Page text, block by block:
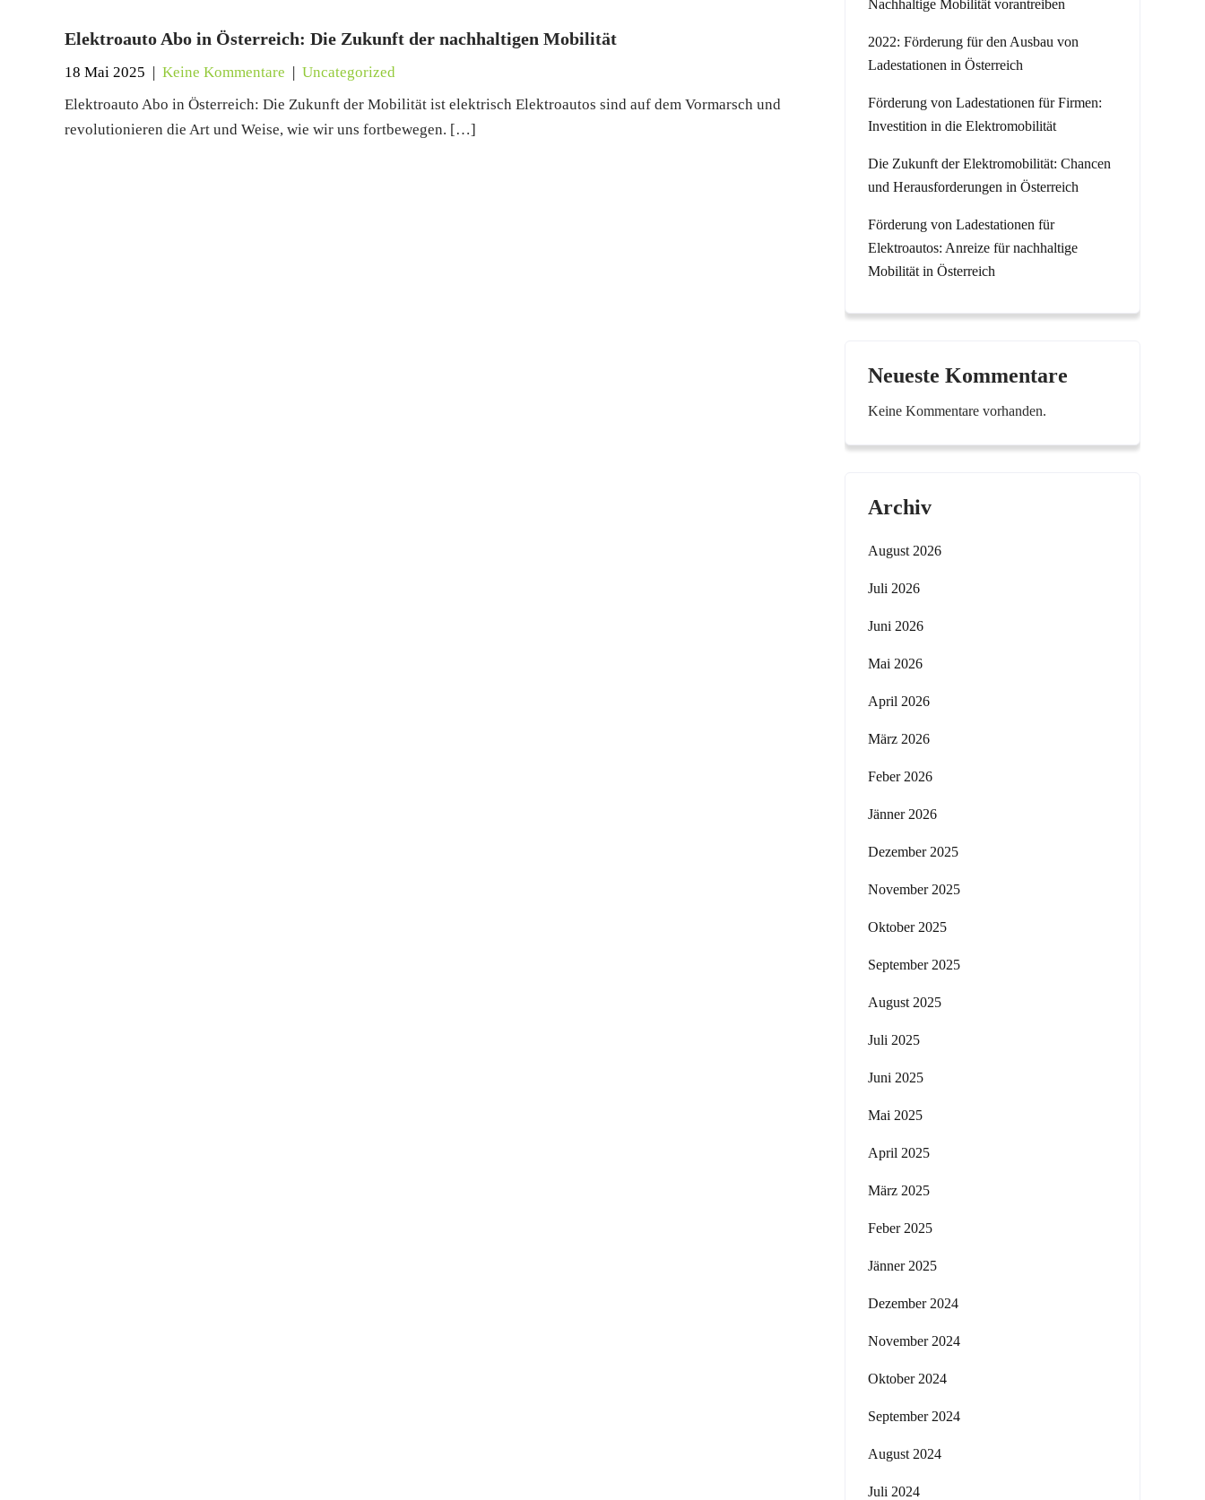
Elektroauto Abo in Österreich: Die Zukunft der nachhaltigen Mobilität
18 Mai 2025 | Keine Kommentare | Uncategorized
Elektroauto Abo in Österreich: Die Zukunft der Mobilität ist elektrisch Elektroautos sind auf dem Vormarsch und
revolutionieren die Art und Weise, wie wir uns fortbewegen. […]
Nachhaltige Mobilität vorantreiben
2022: Förderung für den Ausbau von
Ladestationen in Österreich
Förderung von Ladestationen für Firmen:
Investition in die Elektromobilität
Die Zukunft der Elektromobilität: Chancen
und Herausforderungen in Österreich
Förderung von Ladestationen für
Elektroautos: Anreize für nachhaltige
Mobilität in Österreich
Neueste Kommentare
Keine Kommentare vorhanden.
Archiv
August 2026
Juli 2026
Juni 2026
Mai 2026
April 2026
März 2026
Feber 2026
Jänner 2026
Dezember 2025
November 2025
Oktober 2025
September 2025
August 2025
Juli 2025
Juni 2025
Mai 2025
April 2025
März 2025
Feber 2025
Jänner 2025
Dezember 2024
November 2024
Oktober 2024
September 2024
August 2024
Juli 2024